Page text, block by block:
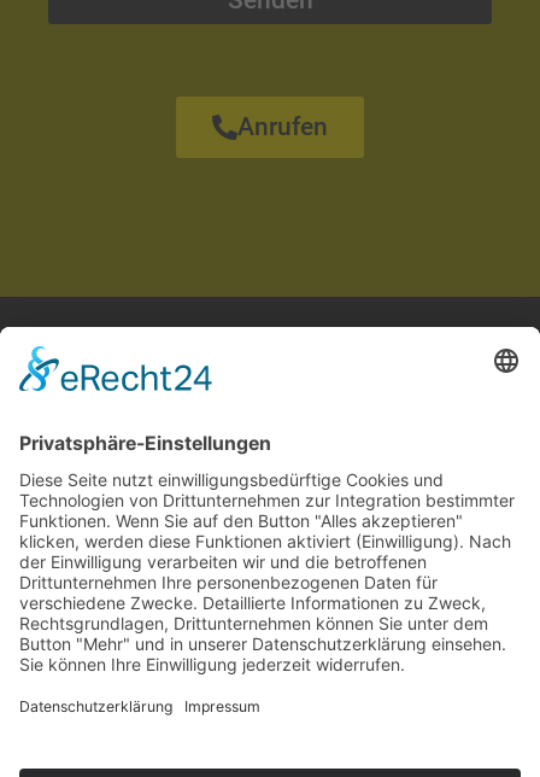
Anrufen
ÜBER UNS
DATENSCHUTZ
taxamedia GmbH
Geschwister-Scholl-Straße 6
89340 Leipheim
+49 8221 200 36 88